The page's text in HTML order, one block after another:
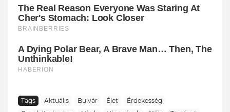
Tags Aktuális Bulvár Élet
Érdekesség